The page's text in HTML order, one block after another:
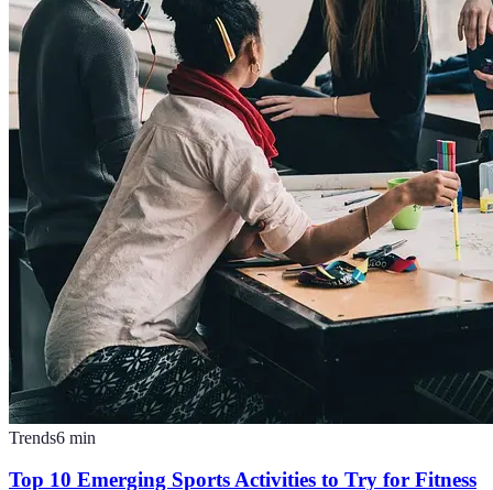
Trends6 min
Top 10 Emerging Sports Activities to Try for Fitness